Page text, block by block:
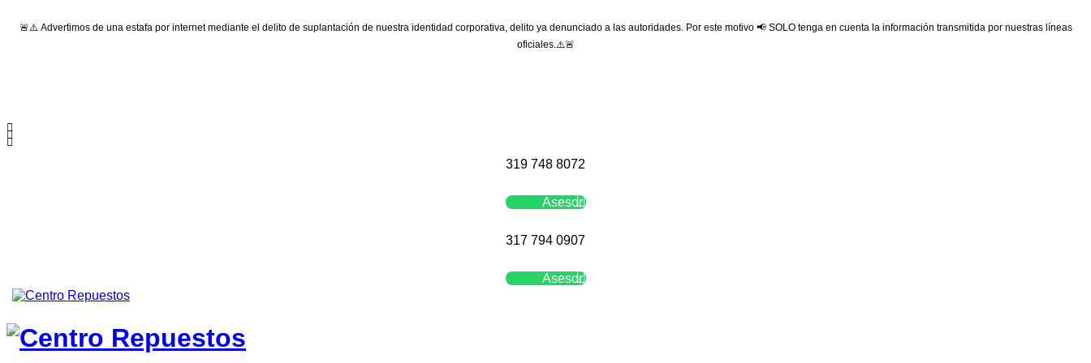
🚨⚠️ Advertimos de una estafa por internet mediante el delito de suplantación de nuestra identidad corporativa, delito ya denunciado a las autoridades. Por este motivo 📢 SOLO tenga en cuenta la información transmitida por nuestras líneas
oficiales.⚠️🚨
319 748 8072
Asesor
317 794 0907
Asesor